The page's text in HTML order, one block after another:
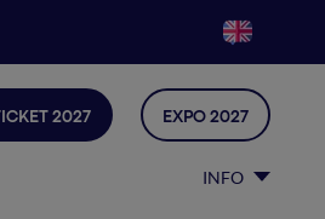
INFO
2027 EXPO 2027